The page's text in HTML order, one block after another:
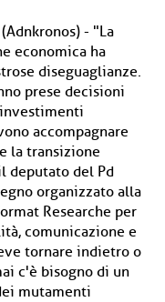
- "La
economica ha
diseguaglianze.
prese decisioni
accompagnare
la transizione
deputato del Pd
organizzato alla
Researche per
comunicazione e
tornare indietro o
c'è bisogno di un
mutamenti